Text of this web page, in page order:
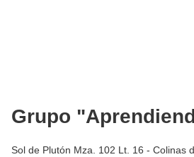
Grupo
Sol de Plutón Mza. 102 Lt. 16 - Colinas